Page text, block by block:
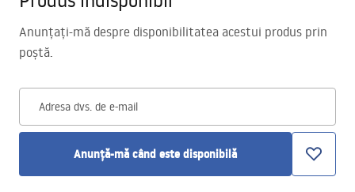
Anunțați-mă despre disponibilitatea acestui produs prin
poștă.
Adresa dvs. de e-mail
Anunță-mă când este disponibilă